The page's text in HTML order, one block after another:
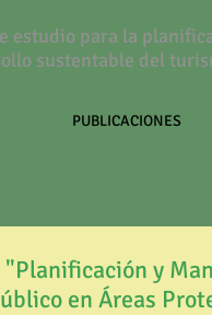
estudio para la
sustentable del
PUBLICACIONES
"Planificación y
en Áreas